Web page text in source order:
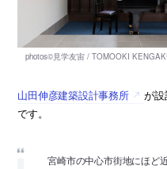
山田伸彦建築設計事務所
が設
です。
宮崎市の中心市街地にほど